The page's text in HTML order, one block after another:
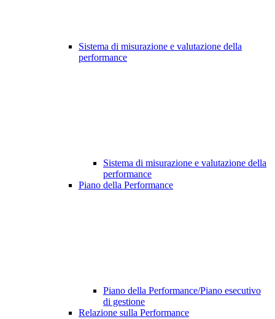
Sistema di misurazione e valutazione della
performance
Sistema di misurazione e valutazione della
performance
Piano della Performance
Piano della Performance/Piano esecutivo
di gestione
Relazione sulla Performance